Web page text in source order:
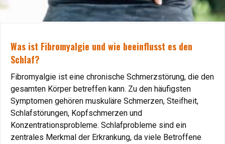
Welche Krankheiten kann ein Gel-Wasserbett
lindern?
Ein Gelbett wie das Shape Sleep Massage Gel-
Wasserbett bietet nicht nur maximalen Komfort, sondern
auch zahlreiche gesundheitliche Vorteile. Hier ist eine
detaillierte Liste der Beschwerden, bei denen ein Gelbett
hilfreich sein kann:
Was ist Fibromyalgie und wie beeinflusst es den
Schlaf?
Fibromyalgie ist eine chronische Schmerzstörung, die den
gesamten Körper betreffen kann. Zu den häufigsten
Symptomen gehören muskuläre Schmerzen, Steifheit,
Schlafstörungen, Kopfschmerzen und
Konzentrationsprobleme. Schlafprobleme sind ein
zentrales Merkmal der Erkrankung, da viele Betroffene